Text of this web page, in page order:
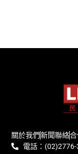
關於我們新聞聯絡
電話：